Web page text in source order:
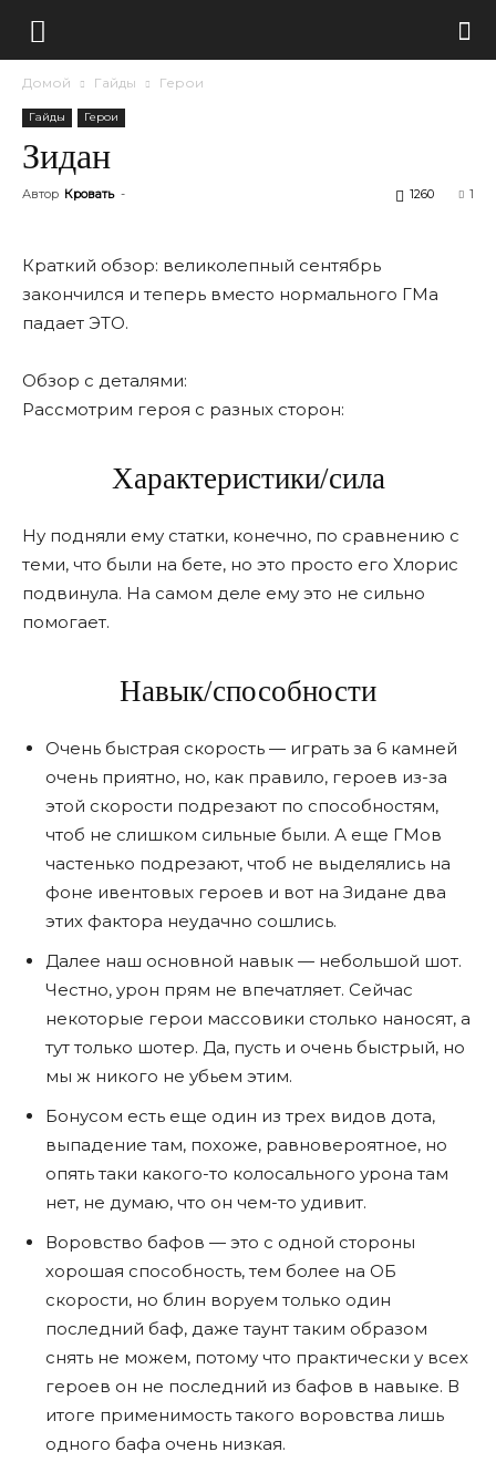
Домой Гайды Герои
Гайды Герои
Зидан
Автор Кровать - 1
1260
Краткий обзор: великолепный сентябрь
закончился и теперь вместо нормального ГМа
падает ЭТО.
Обзор с деталями:
Рассмотрим героя с разных сторон:
Характеристики/сила
Ну подняли ему статки, конечно, по сравнению с
теми, что были на бете, но это просто его Хлорис
подвинула. На самом деле ему это не сильно
помогает.
Навык/способности
Очень быстрая скорость — играть за 6 камней
очень приятно, но, как правило, героев из-за
этой скорости подрезают по способностям,
чтоб не слишком сильные были. А еще ГМов
частенько подрезают, чтоб не выделялись на
фоне ивентовых героев и вот на Зидане два
этих фактора неудачно сошлись.
Далее наш основной навык — небольшой шот.
Честно, урон прям не впечатляет. Сейчас
некоторые герои массовики столько наносят, а
тут только шотер. Да, пусть и очень быстрый, но
мы ж никого не убьем этим.
Бонусом есть еще один из трех видов дота,
выпадение там, похоже, равновероятное, но
опять таки какого-то колосального урона там
нет, не думаю, что он чем-то удивит.
Воровство бафов — это с одной стороны
хорошая способность, тем более на ОБ
скорости, но блин воруем только один
последний баф, даже таунт таким образом
снять не можем, потому что практически у всех
героев он не последний из бафов в навыке. В
итоге применимость такого воровства лишь
одного бафа очень низкая.